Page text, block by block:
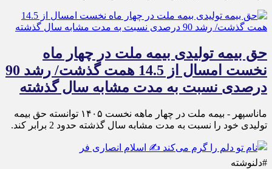
حق بیمه تولیدی بیمه ملت در چهار ماه
نخست امسال از 14.5 همت گذشت/ رشد 90
درصدی نسبت به مدت مشابه سال گذشته
ماناسپهر - بیمه ملت در چهار ماهه نخست ۱۴٠۵ توانسته حق بیمه
تولیدی خود را نسبت به مدت مشابه سال گذشته حدود 2 برابر کند.
#دلنوشته